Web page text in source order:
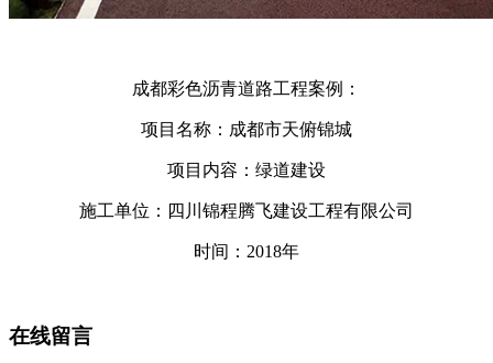
成都彩色沥青道路工程案例：
项目名称：成都市天俯锦城
项目内容：绿道建设
施工单位：四川锦程腾飞建设工程有限公司
时间：2018年
在线留言